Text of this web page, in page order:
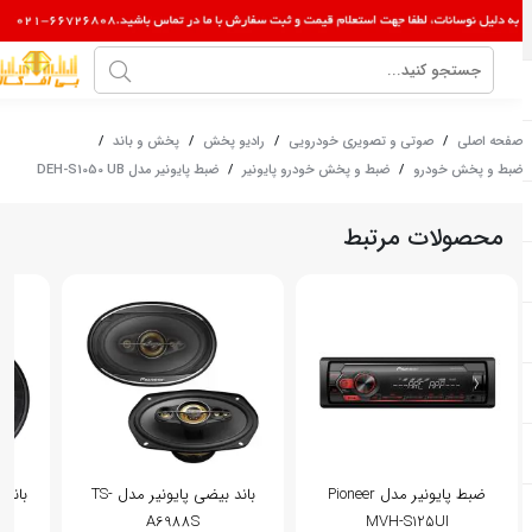
صفحه اصلی صوتی و تصویری خودرویی رادیو پخش پخش و باند
ضبط و پخش خودرو
ضبط و پخش خودرو پایونیر ضبط پایونیر مدل DEH-S1050 UB
محصولات مرتبط
ضبط پایونیر مدل Pioneer
MVH-S125UI
باند بیضی پایونیر مدل TS-
A6988S